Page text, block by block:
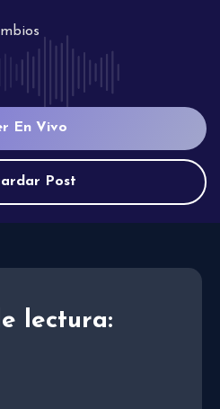
En Vivo
Post
lectura: